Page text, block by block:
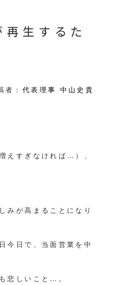
生するた
者： 代表理事 中山史貴
えすぎなければ…）、
みが高まることになり
今日で、当面営業を中
悲しいこと…。